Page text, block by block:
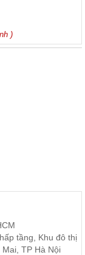
)
tầng, Khu đô thị
TP Hà Nội